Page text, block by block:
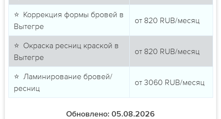
⭐ Коррекция формы бровей в
Вытегре
от 820 RUB/месяц
⭐ Окраска ресниц краской в
Вытегре
от 820 RUB/месяц
⭐ Ламинирование бровей/
ресниц
от 3060 RUB/месяц
Обновлено: 05.08.2026